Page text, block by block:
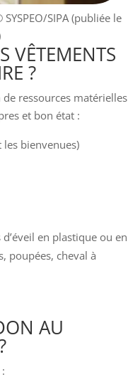
SYSPEO/SIPA (publiée le
VÊTEMENTS
?
ressources matérielles
et bon état :
bienvenues)
en plastique ou en
poupées, cheval à
AU